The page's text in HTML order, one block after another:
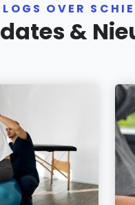
OVER
&